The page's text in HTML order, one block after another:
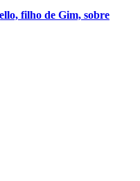
filho de Gim, sobre